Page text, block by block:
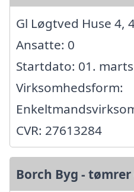
Gl Løgtved Huse 4,
Ansatte: 0
Startdato: 01.
Virksomhedsform:
CVR: 27613284
Borch Byg - tømrer